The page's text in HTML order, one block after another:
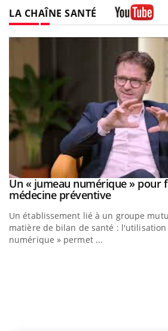
LA CHAÎNE SANTÉ
Youtube
Un « jumeau numérique » pour
médecine préventiveYoutube
Un établissement lié à un groupe
matière de bilan de santé :
numérique » permet ...